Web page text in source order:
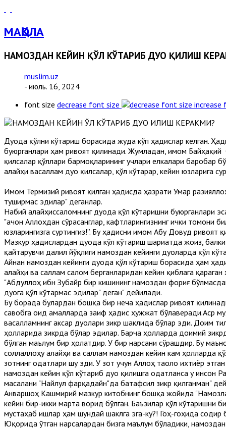
МАҚОЛА
НАМОЗДАН КЕЙИН ҚЎЛ КЎТАРИБ ДУО ҚИЛИШ
muslim.uz
- июль. 16, 2024
font size decrease font size increase
Дуода қўлни кўтариш борасида жуда кўп ҳадислар келган.
буюрганлари ҳам ривоят қилинади. Жумладан, имом
қилсалар қўллари бармоқларининг учлари елкалари баробар
алайҳи васаллам дуо қилсалар, қўл кўтарар, кейин юзларига
Имом Термизий ривоят қилган ҳадисда ҳазрати Умар
туширмас эдилар" деганлар.
Набий алайҳиссаломнинг дуода қўл кўтаришни буюрганлари
"Қачон Аллоҳдан сўрасанглар, кафтларингизнинг ички томони
юзларингизга суртингиз!”. Бу ҳадисни имом Абу Довуд ривоят
Мазкур ҳадислардан дуода кўл кўтариш шариатда жоиз,
қайтарувчи далил йўқлиги намоздан кейинги дуоларда қўл
Айнан намоздан кейинги дуода қўл кўтариш борасида ҳам
алайҳи ва саллам салом берганларидан кейин қиблага
"Абдуллоҳ ибн Зубайр бир кишининг намоздан фориғ
дуога қўл кўтармас эдилар" деган" дейилади.
Бу борада булардан бошқа бир неча ҳадислар ривоят
савобга оид амалларда заиф ҳадис ҳужжат бўлаверади.Аср
васалламнинг аксар дуолари зикр шаклида бўлар эди. Доим
ҳолларида зикрда бўлар эдилар. Барча ҳолларда доимий
бўлган маълум бир ҳолатдир. У бир нарсани сўрашдир. Бу
соллаллоҳу алайҳи ва саллам намоздан кейин кам ҳолларда
зотнинг одатлари шу эди. У зот учун Аллоҳ таоло ихтиёр
намоздан кейин қўл кўтариб дуо қилишга одатланса у инсон
масалани "Найлул фарқадайн"да батафсил зикр қилганман"
Анваршоҳ Кашмирий мазкур китобнинг бошқа жойида
кейин бир-икки марта ворид бўлган. Баъзилар қўл кўтаришни
мустаҳаб ишлар ҳам шундай шаклга эга-ку?! Гоҳ-гоҳида
Юқорида ўтган нарсалардан бизга маълум бўладики,